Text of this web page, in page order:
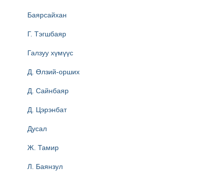
Баярсайхан
Г. Тэгшбаяр
Галзуу хүмүүс
Д. Өлзий-орших
Д. Сайнбаяр
Д. Цэрэнбат
Дусал
Ж. Тамир
Л. Баянзул